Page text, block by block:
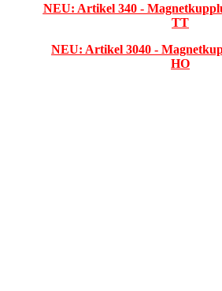
NEU: Artikel 340 -
TT
NEU: Artikel 3040 -
HO